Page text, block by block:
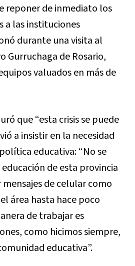
reponer de inmediato los
a las instituciones
durante una visita al
Gurruchaga de Rosario,
valuados en más de
que “esta crisis se puede
a insistir en la necesidad
educativa: “No se
de esta provincia
de celular como
área hasta hace poco
de trabajar es
como hicimos siempre,
educativa”.